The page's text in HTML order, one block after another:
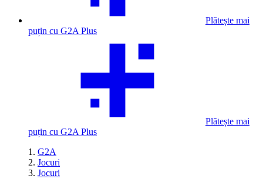
Plătește mai
puțin cu G2A Plus
Plătește mai
puțin cu G2A Plus
G2A
Jocuri
Jocuri